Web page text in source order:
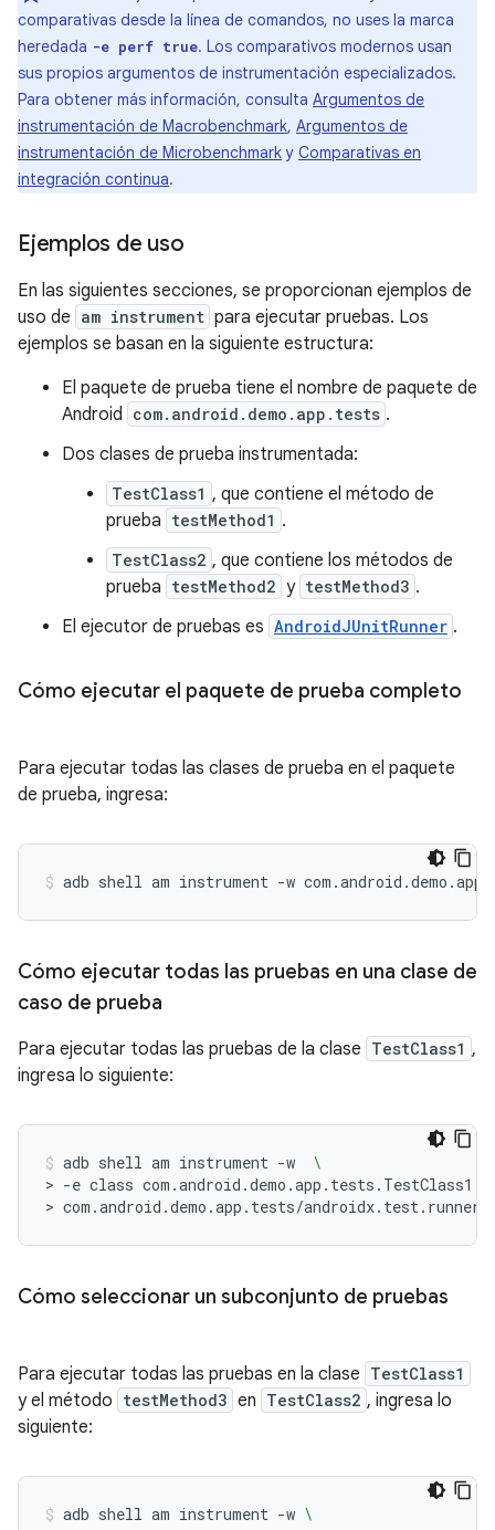
comparativas desde la línea de comandos, no uses la marca
heredada -e perf true. Los comparativos modernos usan
sus propios argumentos de instrumentación especializados.
Para obtener más información, consulta Argumentos de
instrumentación de Macrobenchmark, Argumentos de
instrumentación de Microbenchmarky Comparativas en
integración continua.
Ejemplos de uso
En las siguientes secciones, se proporcionan ejemplos de
uso de am instrument para ejecutar pruebas. Los
ejemplos se basan en la siguiente estructura:
El paquete de prueba tiene el nombre de paquete de
Android com.android.demo.app.tests .
Dos clases de prueba instrumentada:
TestClass1 , que contiene el método de
prueba testMethod1 .
TestClass2 , que contiene los métodos de
prueba testMethod2 y testMethod3 .
El ejecutor de pruebas es AndroidJUnitRunner .
Cómo ejecutar el paquete de prueba completo
Para ejecutar todas las clases de prueba en el paquete
de prueba, ingresa:
adb shell am instrument -w
Cómo ejecutar todas las pruebas en una clase de
caso de prueba
Para ejecutar todas las pruebas de la clase TestClass1 ,
ingresa lo siguiente:
adb shell am instrument -w
\
> -e class com.android.demo.app.tests.TestClass1
> com.android.demo.app.tests/
Cómo seleccionar un subconjunto de pruebas
Para ejecutar todas las pruebas en la clase TestClass1
y el método testMethod3 en TestClass2 , ingresa lo
siguiente:
adb shell am instrument -w \